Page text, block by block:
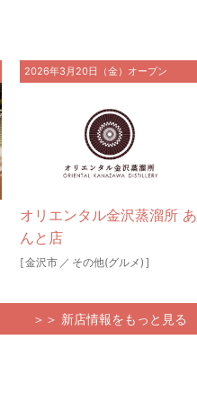
2026年3月20日（金）オープン
オリエンタル金沢蒸溜所 あ
んと店
[金沢市 ／ その他(グルメ) ]
＞＞ 新店情報をもっと見る